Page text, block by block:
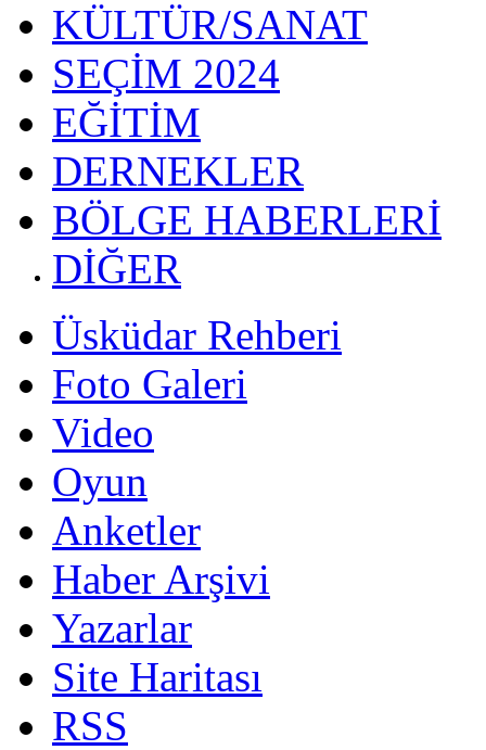
KÜLTÜR/SANAT
SEÇİM 2024
EĞİTİM
DERNEKLER
BÖLGE HABERLERİ
DİĞER
Üsküdar Rehberi
Foto Galeri
Video
Oyun
Anketler
Haber Arşivi
Yazarlar
Site Haritası
RSS